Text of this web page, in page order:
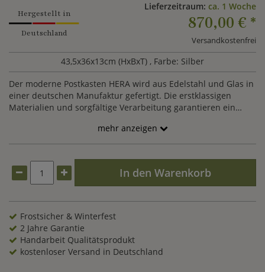
Hergestellt in
Deutschland
Lieferzeitraum: ca. 1 Woche
870,00 € *
Versandkostenfrei
43,5x36x13cm (HxBxT) , Farbe: Silber
Der moderne Postkasten HERA wird aus Edelstahl und Glas in
einer deutschen Manufaktur gefertigt. Die erstklassigen
Materialien und sorgfältige Verarbeitung garantieren ein
mehr anzeigen
In den Warenkorb
Frostsicher & Winterfest
2 Jahre Garantie
Handarbeit Qualitätsprodukt
kostenloser Versand in Deutschland